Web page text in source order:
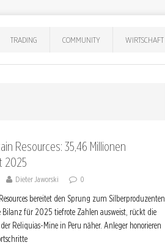
TRADING COMMUNITY WIRTSCHAFT
Resources: 35,46 Millionen
2025
Dieter Jaworski 0
bereitet den Sprung zum Silberproduzenten
Bilanz für 2025 tiefrote Zahlen ausweist, rückt die
Reliquias-Mine in Peru näher. Anleger honorieren